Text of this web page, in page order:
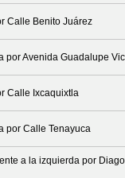
Calle Benito Juárez
por Avenida Guadalupe
Calle Ixcaquixtla
por Calle Tenayuca
a la izquierda por